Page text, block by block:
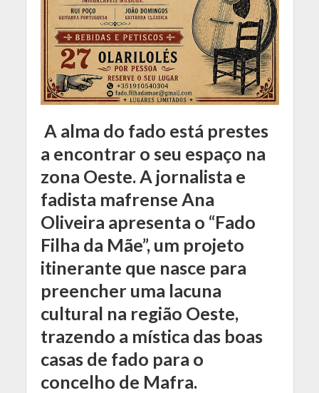
A alma do fado está prestes
a encontrar o seu espaço na
zona Oeste. A jornalista e
fadista mafrense Ana
Oliveira apresenta o “Fado
Filha da Mãe”, um projeto
itinerante que nasce para
preencher uma lacuna
cultural na região Oeste,
trazendo a mística das boas
casas de fado para o
concelho de Mafra.